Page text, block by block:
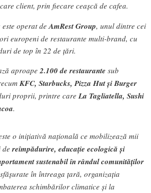
client, prin fiecare ceașcă de cafea.
este operat deAmRest Group, unul dintre cei
europeni de restaurante multi-brand, cu
de top în 22 de țări.
aproape2.100 de restaurante sub
KFC, Starbucks, Pizza Hut și Burger
proprii, printre careLa Tagliatella, Sushi
.
o inițiativă națională ce mobilizează mii
dereîmpădurire, educație ecologică și
sustenabil în rândul comunităților
în întreaga țară, organizația
schimbărilor climatice și la